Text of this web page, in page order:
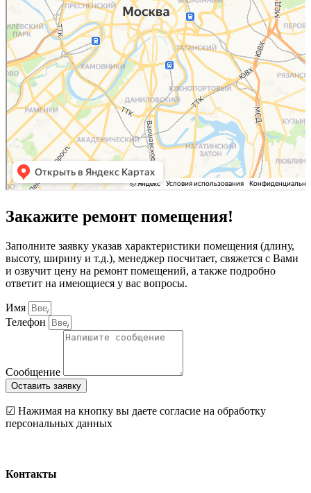
Закажите ремонт помещения!
Заполните заявку указав характеристики помещения (длину,
высоту, ширину и т.д.), менеджер посчитает, свяжется с Вами
и озвучит цену на ремонт помещений, а также подробно
ответит на имеющиеся у вас вопросы.
Имя
Телефон
Сообщение
Оставить заявку
☑ Нажимая на кнопку вы даете согласие на обработку
персональных данных
Контакты